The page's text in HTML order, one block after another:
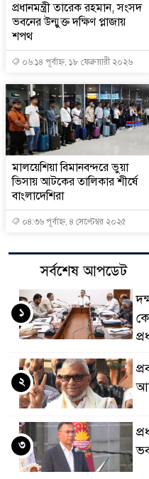
প্রধানমন্ত্রী তারেক রহমান, সংসদ
ভবনের উন্মুক্ত দক্ষিণ প্লাজায়
শপথ
০৬:১৪ পূর্বাহ্ন, ১৮ ফেব্রুয়ারী ২০২৬
মালয়েশিয়া বিমানবন্দরে ভুয়া
ভিসায় আটকের তালিকার শীর্ষে
বাংলাদেশিরা
০৪:৩৬ পূর্বাহ্ন, ৪ সেপ্টেম্বর ২০২৫
সর্বশেষ আপডেট
১
২
৩